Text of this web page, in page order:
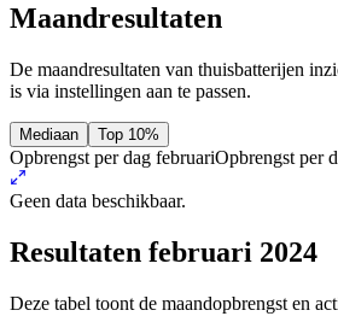
Maandresultaten
De maandresultaten van thuisbatterijen
is via instellingen aan te passen.
Mediaan Top 10%
Opbrengst per dag februariOpbrengst per
Geen data beschikbaar.
Resultaten februari 2024
Deze tabel toont de maandopbrengst en